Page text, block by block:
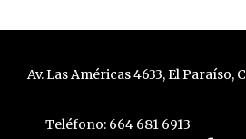
Av. Las Américas 4633, El Paraíso,
Teléfono: 664 681 6913